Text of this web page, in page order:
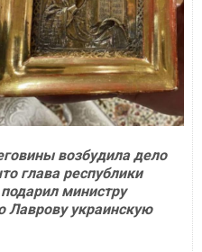
возбудила дело
глава республики
министру
Лаврову украинскую